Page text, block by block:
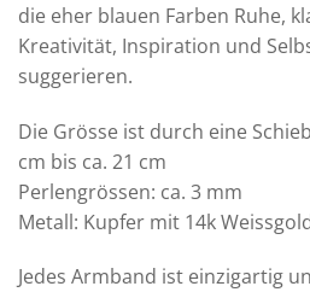
die eher blauen Farben Ruhe,
Kreativität, Inspiration und
suggerieren.
Die Grösse ist durch eine
cm bis ca. 21 cm
Perlengrössen: ca. 3 mm
Metall: Kupfer mit 14k
Jedes Armband ist einzigartig